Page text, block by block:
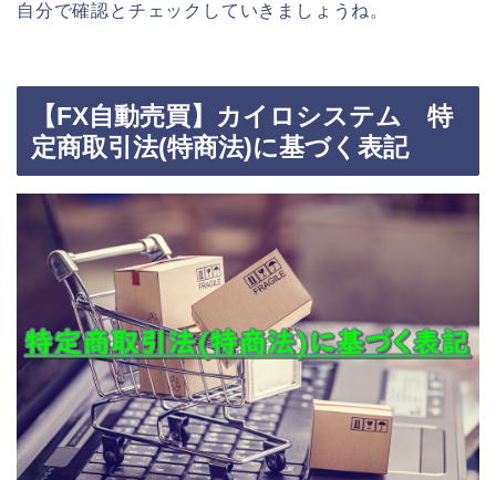
自分で確認とチェックしていきましょうね。
【FX自動売買】カイロシステム 特
定商取引法(特商法)に基づく表記